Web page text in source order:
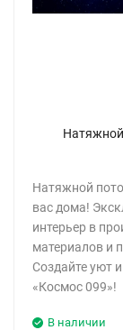
Натяжной
вас дома!
интерьер в
материалов и
Создайте уют
«Космос 099»!
В наличии